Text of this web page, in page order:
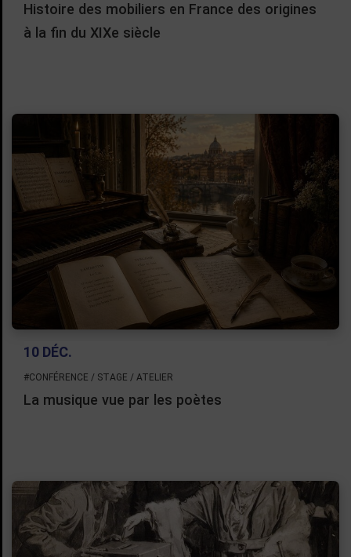
Histoire des mobiliers en France des origines
à la fin du XIXe siècle
10 DÉC.
#CONFÉRENCE / STAGE / ATELIER
La musique vue par les poètes